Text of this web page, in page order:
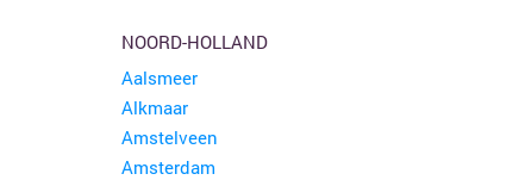
NOORD-HOLLAND
Aalsmeer
Alkmaar
Amstelveen
Amsterdam